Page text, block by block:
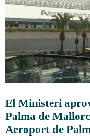
El Ministeri
Palma de
Aeroport de